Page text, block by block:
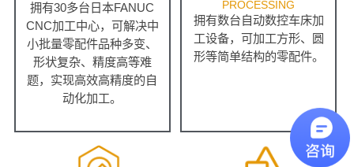
拥有30多台日本FANUC
CNC加工中心，可解决中
小批量零配件品种多变、
形状复杂、精度高等难
题，实现高效高精度的自
动化加工。
PROCESSING
拥有数台自动数控车床加
工设备，可加工方形、圆
形等简单结构的零配件。